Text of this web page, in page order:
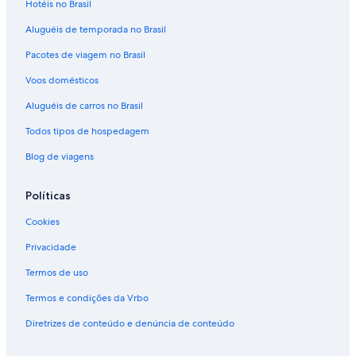
e
A
d
e
m
l
c
o
L
k
T
i
t
i
m
r
y
L
o
g
m
n
t
a
n
i
o
a
e
n
i
a
e
R
o
s
y
L
n
h
n
Hotéis no Brasil
Aluguéis de temporada no Brasil
Pacotes de viagem no Brasil
Voos domésticos
Aluguéis de carros no Brasil
Todos tipos de hospedagem
Blog de viagens
Políticas
Cookies
Privacidade
Termos de uso
Termos e condições da Vrbo
Diretrizes de conteúdo e denúncia de conteúdo